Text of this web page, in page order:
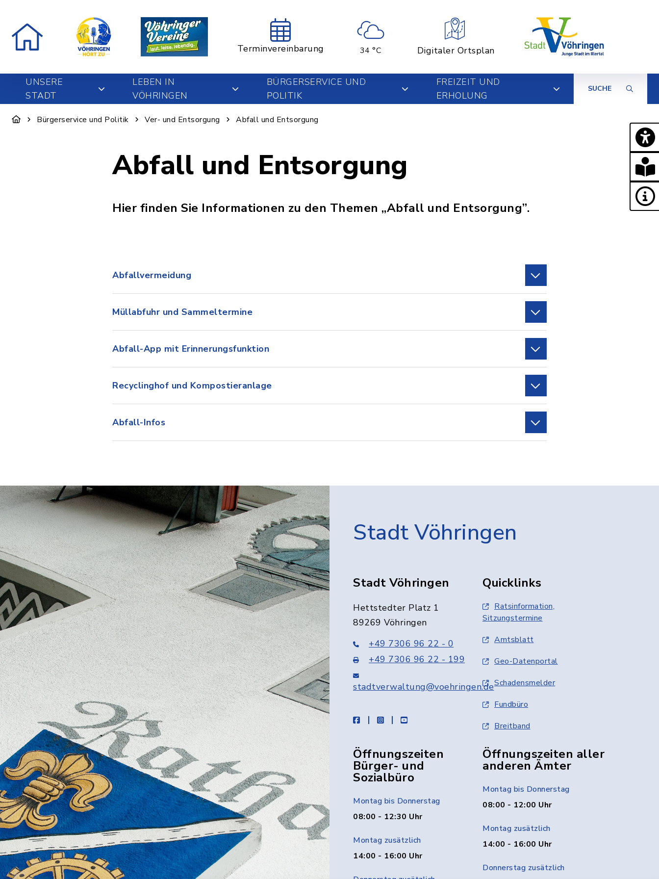
Terminvereinbarung 34 °C Digitaler Ortsplan
UNSERE
STADT
LEBEN IN
VÖHRINGEN
BÜRGERSERVICE UND
POLITIK
FREIZEIT UND
ERHOLUNG
SUCHE
Bürgerservice und Politik Ver- und Entsorgung Abfall und Entsorgung
Abfall und Entsorgung
Hier finden Sie Informationen zu den Themen „Abfall und Entsorgung”.
Abfallvermeidung
Müllabfuhr und Sammeltermine
Abfall-App mit Erinnerungsfunktion
Recyclinghof und Kompostieranlage
Abfall-Infos
Stadt Vöhringen
Stadt Vöhringen
Hettstedter Platz 1
89269 Vöhringen
+49 7306 96 22 - 0
+49 7306 96 22 - 199
stadtverwaltung@voehringen.de
facebookinstagramyoutube
Quicklinks
Ratsinformation,
Sitzungstermine
Amtsblatt
Geo-Datenportal
Schadensmelder
Fundbüro
Breitband
Öffnungszeiten
Bürger- und
Sozialbüro
Montag bis Donnerstag
08:00 - 12:30 Uhr
Montag zusätzlich
14:00 - 16:00 Uhr
Öffnungszeiten aller
anderen Ämter
Montag bis Donnerstag
08:00 - 12:00 Uhr
Montag zusätzlich
14:00 - 16:00 Uhr
Donnerstag zusätzlich